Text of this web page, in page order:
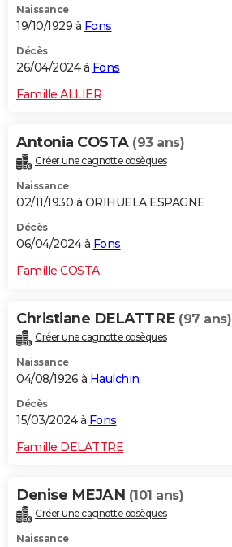
Naissance
19/10/1929 à Fons
Décès
26/04/2024 à Fons
Famille ALLIER
Antonia COSTA (93 ans)
Créer une cagnotte obsèques
Naissance
02/11/1930 à ORIHUELA ESPAGNE
Décès
06/04/2024 à Fons
Famille COSTA
Christiane DELATTRE (97 ans)
Créer une cagnotte obsèques
Naissance
04/08/1926 à Haulchin
Décès
15/03/2024 à Fons
Famille DELATTRE
Denise MEJAN (101 ans)
Créer une cagnotte obsèques
Naissance